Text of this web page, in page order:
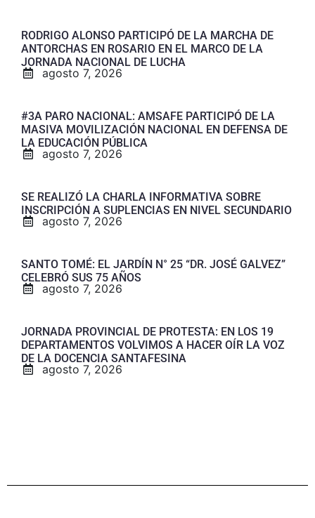
RODRIGO ALONSO PARTICIPÓ DE LA MARCHA DE
ANTORCHAS EN ROSARIO EN EL MARCO DE LA
JORNADA NACIONAL DE LUCHA
agosto 7, 2026
#3A PARO NACIONAL: AMSAFE PARTICIPÓ DE LA
MASIVA MOVILIZACIÓN NACIONAL EN DEFENSA DE
LA EDUCACIÓN PÚBLICA
agosto 7, 2026
SE REALIZÓ LA CHARLA INFORMATIVA SOBRE
INSCRIPCIÓN A SUPLENCIAS EN NIVEL SECUNDARIO
agosto 7, 2026
SANTO TOMÉ: EL JARDÍN N° 25 “DR. JOSÉ GALVEZ”
CELEBRÓ SUS 75 AÑOS
agosto 7, 2026
JORNADA PROVINCIAL DE PROTESTA: EN LOS 19
DEPARTAMENTOS VOLVIMOS A HACER OÍR LA VOZ
DE LA DOCENCIA SANTAFESINA
agosto 7, 2026